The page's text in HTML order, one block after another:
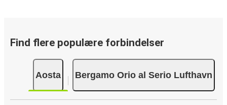
kan du vælge mellem flere sikre onlinebetalingsmetoder
Find flere populære forbindelser
Aosta Bergamo Orio al Serio Lufthavn